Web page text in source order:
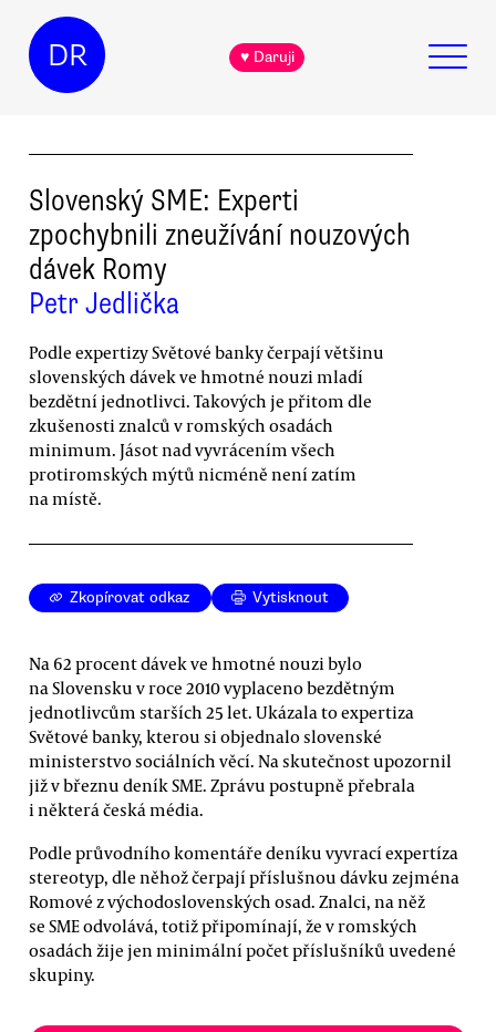
DR ♥ Daruji
Slovenský SME: Experti
zpochybnili zneužívání nouzových
dávek Romy
Petr Jedlička
Podle expertizy Světové banky čerpají většinu
slovenských dávek ve hmotné nouzi mladí
bezdětní jednotlivci. Takových je přitom dle
zkušenosti znalců v romských osadách
minimum. Jásot nad vyvrácením všech
protiromských mýtů nicméně není zatím
na místě.
Zkopírovat odkaz Vytisknout
Na 62 procent dávek ve hmotné nouzi bylo
na Slovensku v roce 2010 vyplaceno bezdětným
jednotlivcům starších 25 let. Ukázala to expertiza
Světové banky, kterou si objednalo slovenské
ministerstvo sociálních věcí. Na skutečnost upozornil
již v březnu deník SME. Zprávu postupně přebrala
i některá česká média.
Podle průvodního komentáře deníku vyvrací expertíza
stereotyp, dle něhož čerpají příslušnou dávku zejména
Romové z východoslovenských osad. Znalci, na něž
se SME odvolává, totiž připomínají, že v romských
osadách žije jen minimální počet příslušníků uvedené
skupiny.